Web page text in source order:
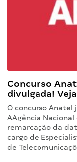
Concurso
divulgada! Veja
O concurso
AAgência Nacional
remarcação da
cargo de
de